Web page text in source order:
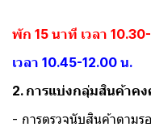
พัก 15 นาที เวลา
เวลา 10.45-12.00 น.
2. การแบ่งกลุ่มสินค้าค
- การตรวจนับสินค้าตามร